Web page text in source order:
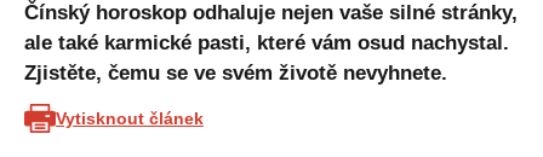
Čínský horoskop odhaluje nejen vaše silné stránky,
ale také karmické pasti, které vám osud nachystal.
Zjistěte, čemu se ve svém životě nevyhnete.
Vytisknout článek